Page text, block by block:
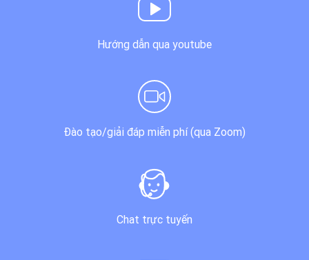
Hướng dẫn qua youtube
Đào tạo/giải đáp miễn phí (qua Zoom)
Chat trực tuyến